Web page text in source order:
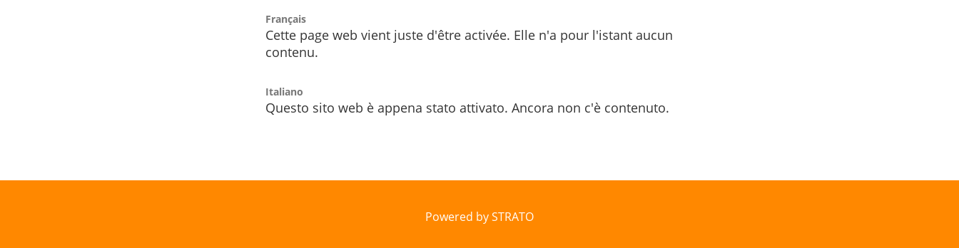
Français
Cette page web vient juste d'être activée. Elle n'a pour l'istant aucun
contenu.
Italiano
Questo sito web è appena stato attivato. Ancora non c'è contenuto.
Powered by STRATO